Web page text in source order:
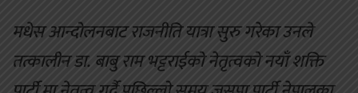
मधेस आन्दोलनबाट राजनीति यात्रा सुरु गरेका उनले
तत्कालीन डा. बाबु राम भट्टराईको नेतृत्वको नयाँ शक्ति